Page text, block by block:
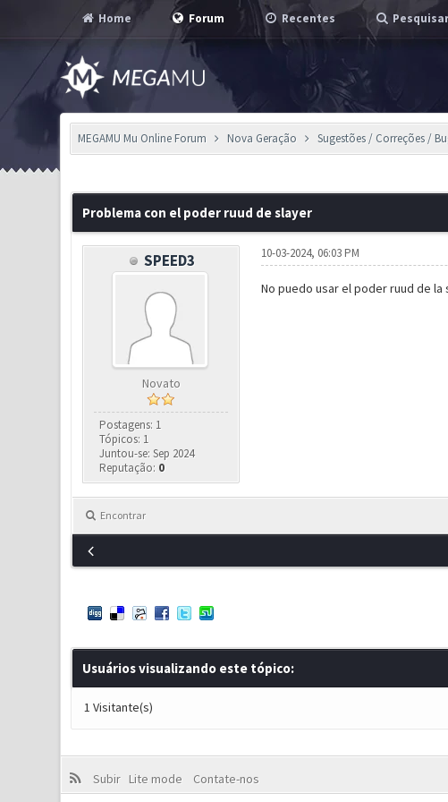
Home Forum Recentes
MEGAMU Mu Online Forum Nova Geração Sugestões / Correções /
Problema con el poder ruud de slayer
SPEED3
Novato
Postagens: 1
Tópicos: 1
Juntou-se: Sep 2024
Reputação: 0
10-03-2024, 06:03 PM
No puedo usar el poder ruud de
Encontrar
Usuários visualizando este tópico:
1 Visitante(s)
Subir Lite mode
Contate-nos